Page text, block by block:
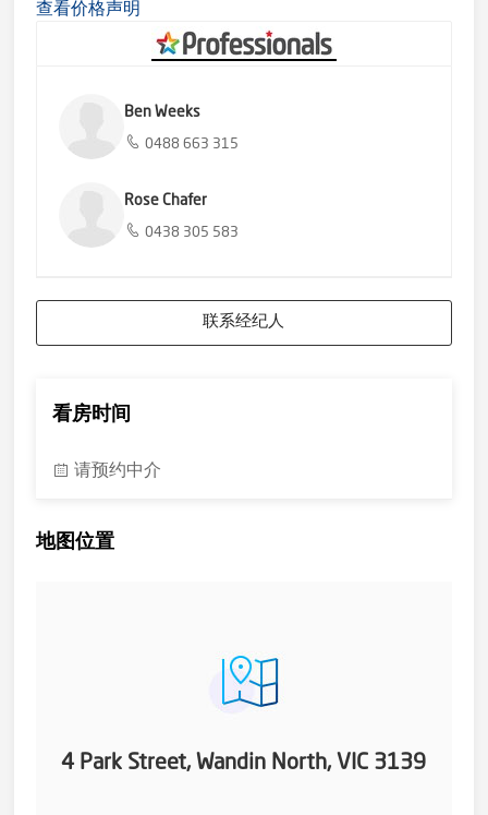
查看价格声明
Ben Weeks
0488 663 315
Rose Chafer
0438 305 583
联系经纪人
看房时间
请预约中介
地图位置
4 Park Street, Wandin North, VIC 3139